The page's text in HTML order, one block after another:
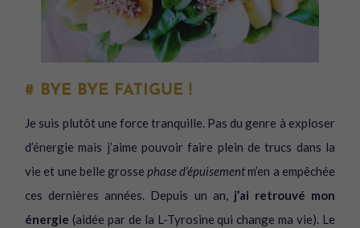
# BYE BYE FATIGUE !
Je suis plutôt une force tranquille. Pas du genre à exploser
d’énergie mais j’aime pouvoir faire plein de trucs dans la
vie et une belle grossephase d’épuisementm’en a empêchée
ces dernières années. Depuis un an, j’ai retrouvé mon
énergie (aidée par de la L-Tyrosine qui change ma vie). Le